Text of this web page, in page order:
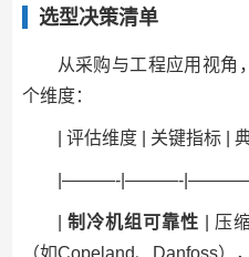
选型决策清单
从采购与工程应用视角
个维度：
| 评估维度 | 关键指标 |
|———-|———-
制冷机组可靠性 | 压
（如Copeland、Danfoss）